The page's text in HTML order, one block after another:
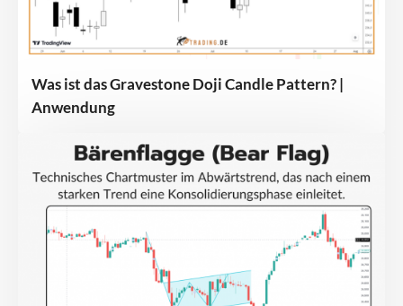
Was ist das Gravestone Doji Candle Pattern? |
Anwendung